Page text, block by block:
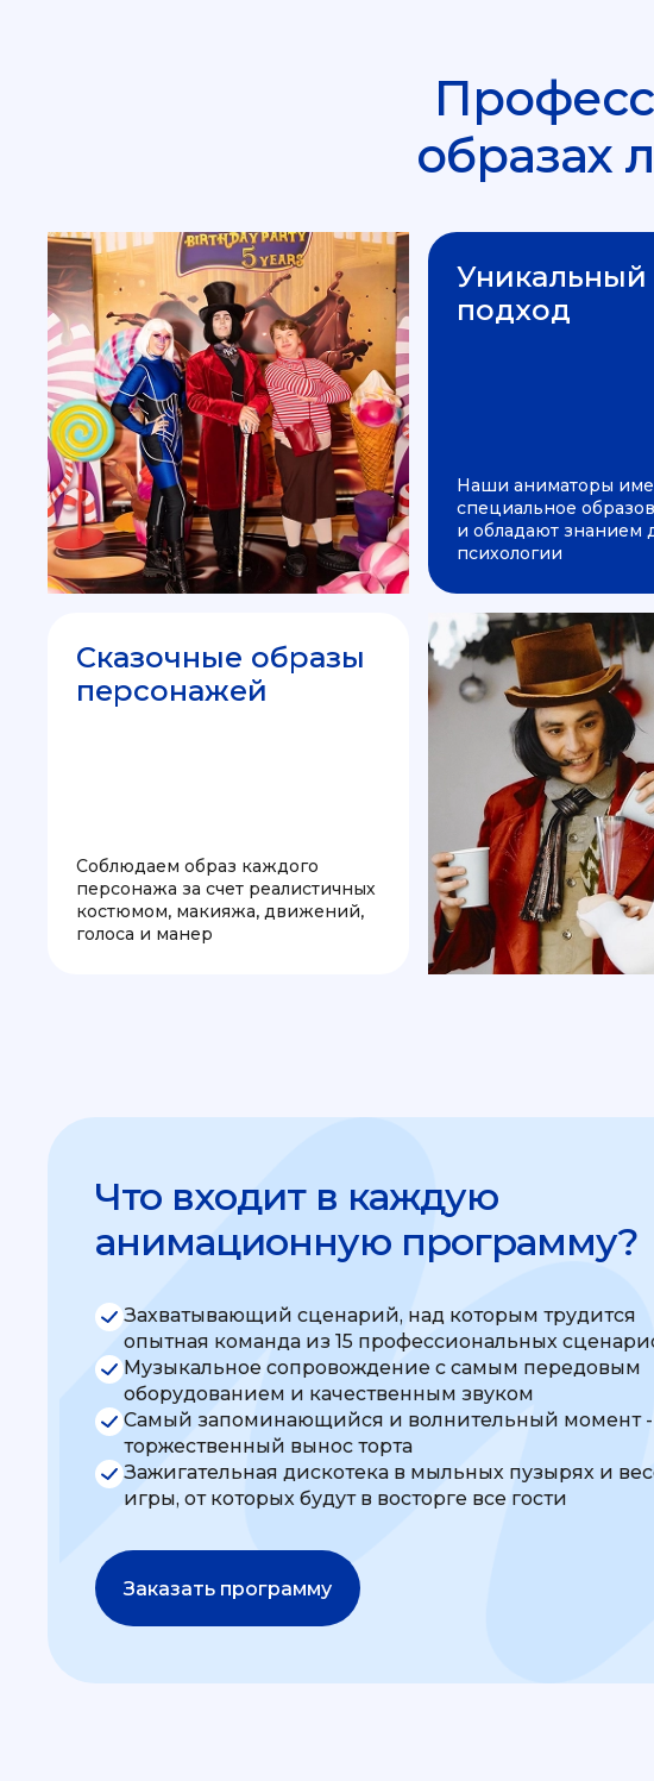
образах
Уникальный
подход
Наши аниматоры
специальное
и обладают знанием
психологии
Сказочные образы
персонажей
Соблюдаем образ каждого
персонажа за счет реалистичных
костюмом, макияжа, движений,
голоса и манер
Что входит в каждую
анимационную программу?
Захватывающий сценарий, над которым трудится
опытная команда из 15 профессиональных
Музыкальное сопровождение с самым передовым
оборудованием и качественным звуком
Самый запоминающийся и волнительный момент -
торжественный вынос торта
Зажигательная дискотека в мыльных пузырях и
игры, от которых будут в восторге все гости
Заказать программу